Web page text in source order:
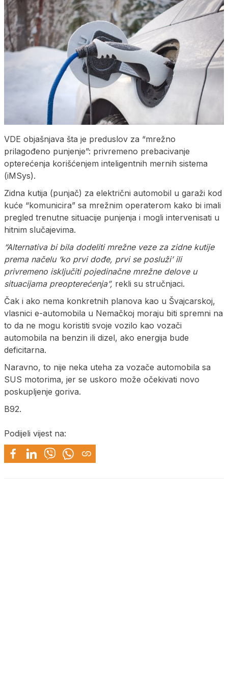
VDE objašnjava šta je preduslov za “mrežno
prilagođeno punjenje”: privremeno prebacivanje
opterećenja korišćenjem inteligentnih mernih sistema
(iMSys).
Zidna kutija (punjač) za električni automobil u garaži kod
kuće “komunicira” sa mrežnim operaterom kako bi imali
pregled trenutne situacije punjenja i mogli intervenisati u
hitnim slučajevima.
“Alternativa bi bila dodeliti mrežne veze za zidne kutije
prema načelu ‘ko prvi dođe, prvi se posluži’ ili
privremeno isključiti pojedinačne mrežne delove u
situacijama preopterećenja”, rekli su stručnjaci.
Čak i ako nema konkretnih planova kao u Švajcarskoj,
vlasnici e-automobila u Nemačkoj moraju biti spremni na
to da ne mogu koristiti svoje vozilo kao vozači
automobila na benzin ili dizel, ako energija bude
deficitarna.
Naravno, to nije neka uteha za vozače automobila sa
SUS motorima, jer se uskoro može očekivati novo
poskupljenje goriva.
B92.
Podijeli vijest na: